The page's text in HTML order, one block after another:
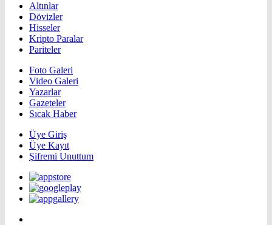
Altınlar
Dövizler
Hisseler
Kripto Paralar
Pariteler
Foto Galeri
Video Galeri
Yazarlar
Gazeteler
Sıcak Haber
Üye Giriş
Üye Kayıt
Şifremi Unuttum